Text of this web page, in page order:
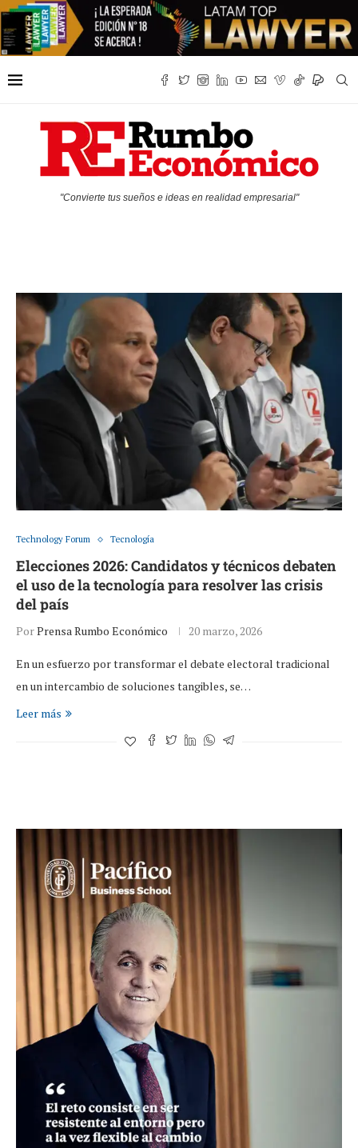
"Convierte tus sueños e ideas en realidad empresarial"
Technology Forum Tecnología
Elecciones 2026: Candidatos y técnicos debaten
el uso de la tecnología para resolver las crisis
del país
PorPrensa Rumbo Económico 20 marzo, 2026
En un esfuerzo por transformar el debate electoral tradicional
en un intercambio de soluciones tangibles, se…
Leer más